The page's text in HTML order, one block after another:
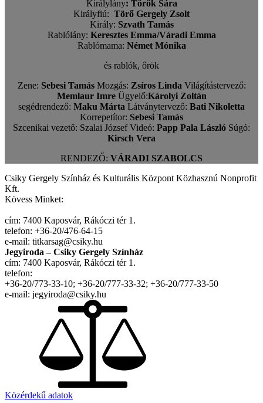
Királylány: Török Sára
Királyfiú: Törő Gergely Zsolt
Király: Szvath Tamás
Rablólány: Keresztes Emma/Váradi Emma
Rablómama: Német Mónika
és rablók, őrök
Zene: Sebesi TamásMozgás: Zsíros Linda Világítástervező:
Memlaur Imre Ügyelő:Károlyi Zoltán
segédrendező: Maku Márta Látványtervező: Bati Nikoletta
Korrepetítor: Sebesi Tamás
Szcenikai vezető: Szalai József Videó: Papp Pala László Súgó:
Kirsch Vera
RENDEZŐ: VÁRADI SZABOLCS
Csiky Gergely Színház és Kulturális Központ Közhasznú Nonprofit
Kft.
Kövess Minket:
cím: 7400 Kaposvár, Rákóczi tér 1.
telefon: +36-20/476-64-15
e-mail: titkarsag@csiky.hu
Jegyiroda – Csiky Gergely Színház
cím: 7400 Kaposvár, Rákóczi tér 1.
telefon:
+36-20/773-33-10; +36-20/777-33-32; +36-20/777-33-50
e-mail: jegyiroda@csiky.hu
Közérdekű adatok